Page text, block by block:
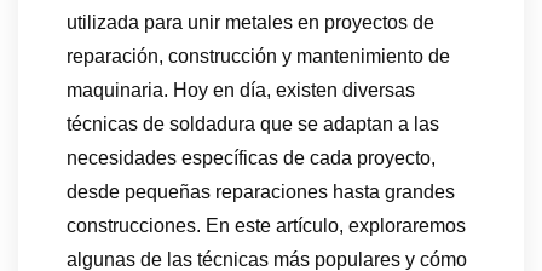
utilizada para unir metales en proyectos de
reparación, construcción y mantenimiento de
maquinaria. Hoy en día, existen diversas
técnicas de soldadura que se adaptan a las
necesidades específicas de cada proyecto,
desde pequeñas reparaciones hasta grandes
construcciones. En este artículo, exploraremos
algunas de las técnicas más populares y cómo